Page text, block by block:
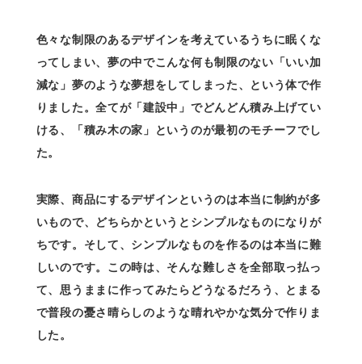
色々な制限のあるデザインを考えているうちに眠くな
ってしまい、夢の中でこんな何も制限のない「いい加
減な」夢のような夢想をしてしまった、という体で作
りました。全てが「建設中」でどんどん積み上げてい
ける、「積み木の家」というのが最初のモチーフでし
た。
実際、商品にするデザインというのは本当に制約が多
いもので、どちらかというとシンプルなものになりが
ちです。そして、シンプルなものを作るのは本当に難
しいのです。この時は、そんな難しさを全部取っ払っ
て、思うままに作ってみたらどうなるだろう、とまる
で普段の憂さ晴らしのような晴れやかな気分で作りま
した。